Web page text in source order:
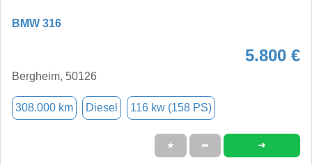
BMW 316
5.800 €
Bergheim, 50126
308.000 km Diesel 116 kw (158 PS)
★ ➦ ➜